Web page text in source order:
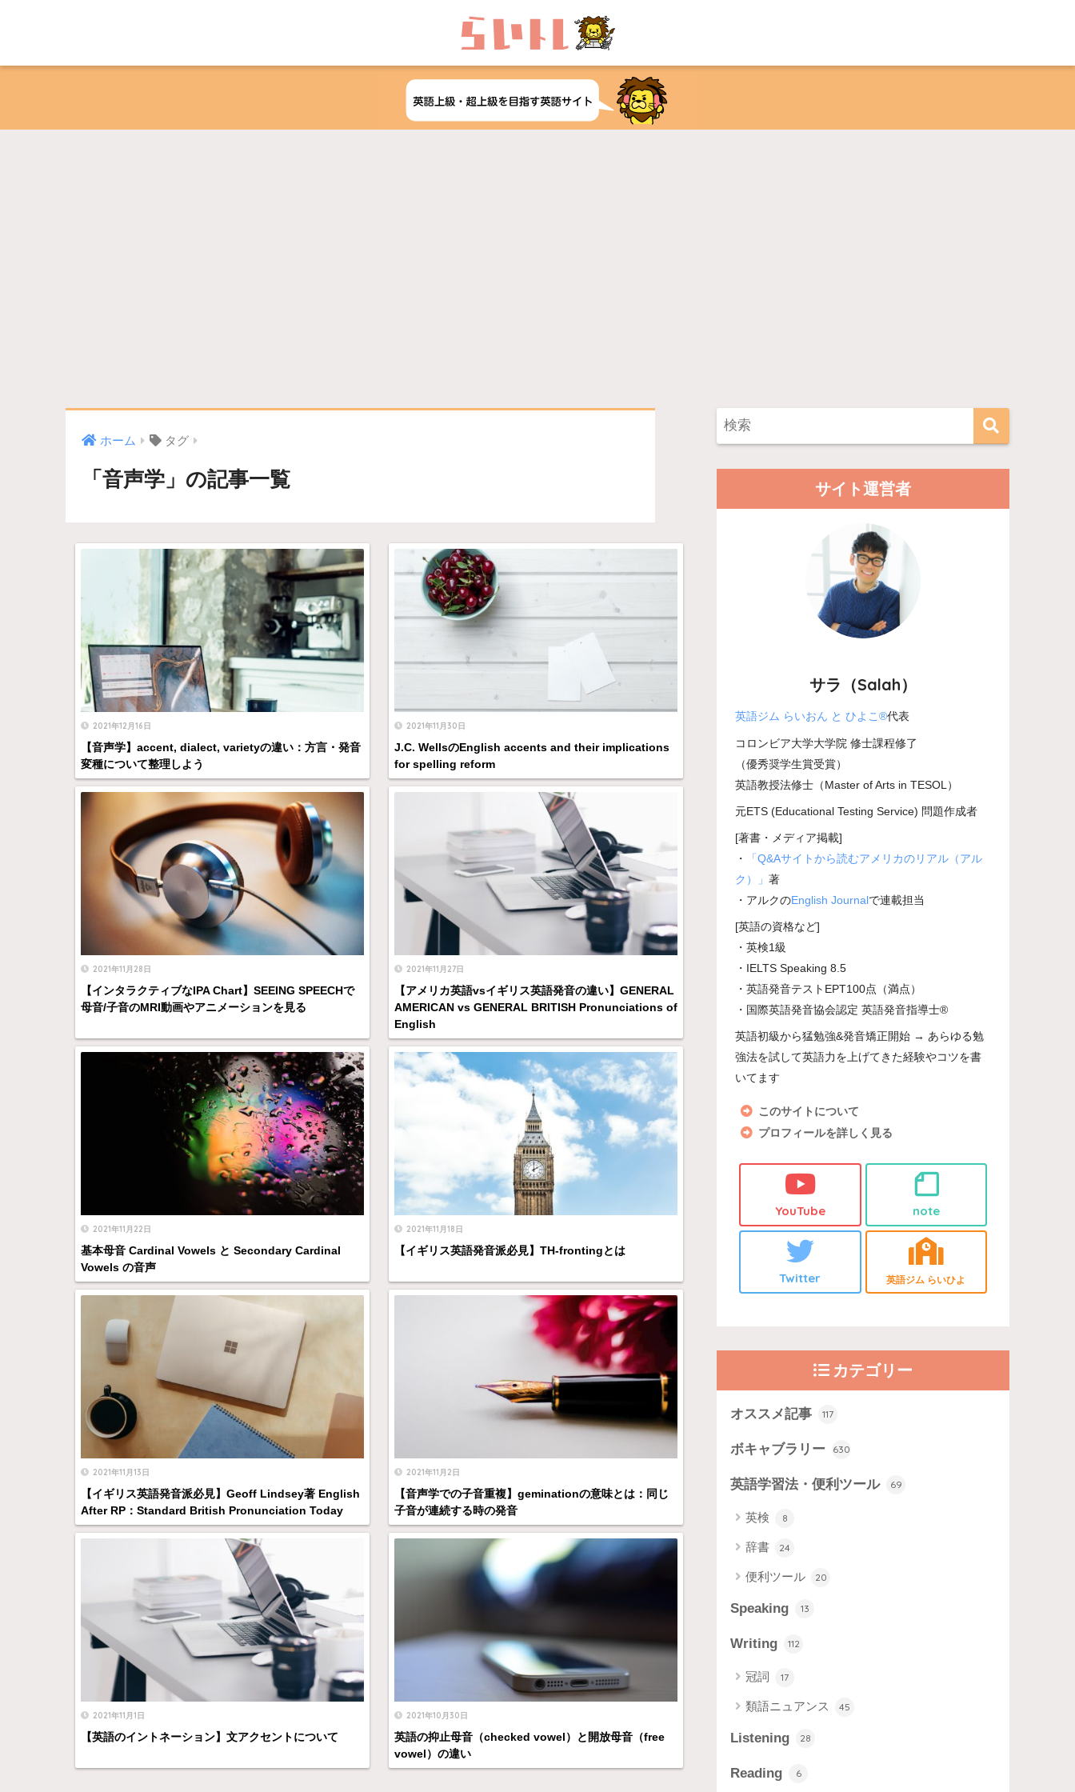
ホーム タグ
「音声学」の記事一覧
2021年12月16日
【音声学】accent, dialect, varietyの違い：方言・発音
変種について整理しよう
2021年11月30日
J.C. WellsのEnglish accents and their implications
for spelling reform
2021年11月28日
【インタラクティブなIPA Chart】SEEING SPEECHで
母音/子音のMRI動画やアニメーションを見る
2021年11月27日
【アメリカ英語vsイギリス英語発音の違い】GENERAL
AMERICAN vs GENERAL BRITISH Pronunciations of
English
2021年11月22日
基本母音 Cardinal Vowels と Secondary Cardinal
Vowels の音声
2021年11月18日
【イギリス英語発音派必見】TH-frontingとは
2021年11月13日
【イギリス英語発音派必見】Geoff Lindsey著 English
After RP：Standard British Pronunciation Today
2021年11月2日
【音声学での子音重複】geminationの意味とは：同じ
子音が連続する時の発音
2021年11月1日
【英語のイントネーション】文アクセントについて
2021年10月30日
英語の抑止母音（checked vowel）と開放母音（free
vowel）の違い
サイト運営者
サラ（Salah）
英語ジム らいおん と ひよこ®代表
コロンビア大学大学院 修士課程修了
（優秀奨学生賞受賞）
英語教授法修士（Master of Arts in TESOL）
元ETS (Educational Testing Service) 問題作成者
[著書・メディア掲載]
・
「Q&Aサイトから読むアメリカのリアル（アル
ク）」著
・アルクのEnglish Journalで連載担当
[英語の資格など]
・英検1級
・IELTS Speaking 8.5
・英語発音テストEPT100点（満点）
・国際英語発音協会認定 英語発音指導士®
英語初級から猛勉強&発音矯正開始 → あらゆる勉
強法を試して英語力を上げてきた経験やコツを書
いてます
このサイトについて
プロフィールを詳しく見る
YouTube note
Twitter 英語ジム らいひよ
カテゴリー
オススメ記事 117
ボキャブラリー 630
英語学習法・便利ツール 69
英検 8
辞書 24
便利ツール 20
Speaking 13
Writing 112
冠詞 17
類語ニュアンス 45
Listening 28
Reading 6